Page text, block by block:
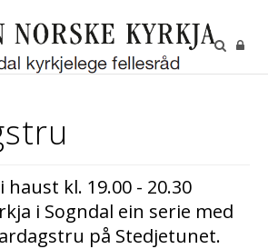
FRIVILLIGEkl. 19.00 - 20.30
i Sogndal ein serie med
på Stedjetunet.